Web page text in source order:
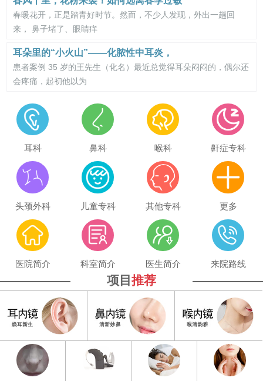
春暖花开，正是踏青好时节。然而，不少人发现，外出一趟回
来， 鼻子堵了、眼睛痒
耳朵里的“小火山”——化脓性中耳炎，
患者案例 35 岁的王先生（化名）最近总觉得耳朵闷闷的，偶尔还
会疼痛，起初他以为
耳科 鼻科 喉科 鼾症专科
头颈外科 儿童专科 其他专科 更多
医院简介 科室简介 医生简介 来院路线
项目 推荐